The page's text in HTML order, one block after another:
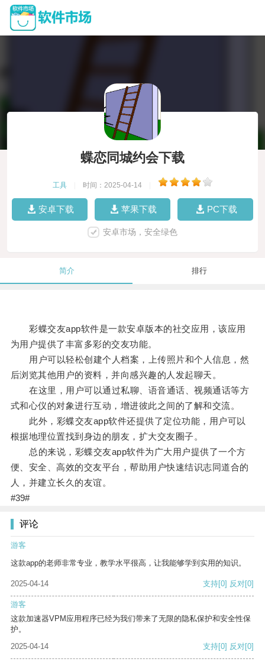
蝶恋同城约会下载
工具 时间：2025-04-14
安卓下载 苹果下载 PC下载
安卓市场，安全绿色
简介 排行
彩蝶交友app软件是一款安卓版本的社交应用，该应用
为用户提供了丰富多彩的交友功能。
用户可以轻松创建个人档案，上传照片和个人信息，然
后浏览其他用户的资料，并向感兴趣的人发起聊天。
在这里，用户可以通过私聊、语音通话、视频通话等方
式和心仪的对象进行互动，增进彼此之间的了解和交流。
此外，彩蝶交友app软件还提供了定位功能，用户可以
根据地理位置找到身边的朋友，扩大交友圈子。
总的来说，彩蝶交友app软件为广大用户提供了一个方
便、安全、高效的交友平台，帮助用户快速结识志同道合的
人，并建立长久的友谊。
#39#
评论
游客
这款app的老师非常专业，教学水平很高，让我能够学到实用的知识。
2025-04-14 支持[0] 反对[0]
游客
这款加速器VPM应用程序已经为我们带来了无限的隐私保护和安全性保
护。
2025-04-14
支持[0] 反对[0]